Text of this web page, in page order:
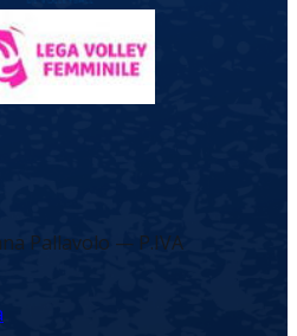
Pallavolo — P.IVA